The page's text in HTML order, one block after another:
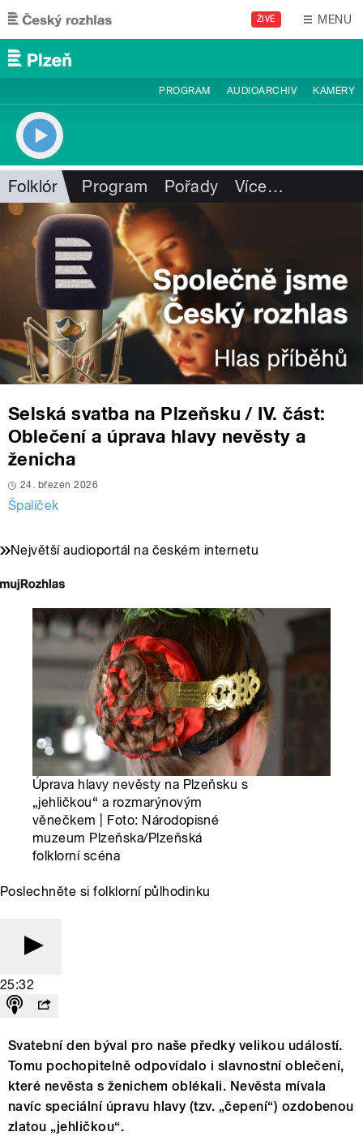
Přejít k hlavnímu obsahu
ŽIVĚ MENU
PROGRAM AUDIOARCHIV KAMERY
Folklór Program Pořady Více…
Selská svatba na Plzeňsku / IV. část:
Oblečení a úprava hlavy nevěsty a
ženicha
24. březen 2026
Špalíček
Největší audioportál na českém internetu
Úprava hlavy nevěsty na Plzeňsku s
„jehličkou“ a rozmarýnovým
věnečkem | Foto: Národopisné
muzeum Plzeňska/Plzeňská
folklorní scéna
Poslechněte si folklorní půlhodinku
25:32
Svatební den býval pro naše předky velikou událostí.
Tomu pochopitelně odpovídalo i slavnostní oblečení,
které nevěsta s ženichem oblékali. Nevěsta mívala
navíc speciální úpravu hlavy (tzv. „čepení“) ozdobenou
zlatou „jehličkou“.